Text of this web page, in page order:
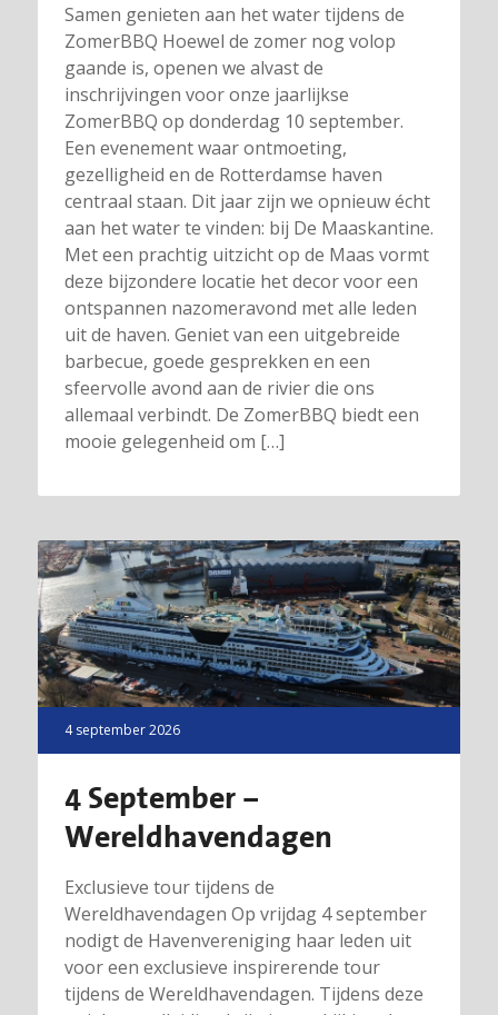
Samen genieten aan het water tijdens de
ZomerBBQ Hoewel de zomer nog volop
gaande is, openen we alvast de
inschrijvingen voor onze jaarlijkse
ZomerBBQ op donderdag 10 september.
Een evenement waar ontmoeting,
gezelligheid en de Rotterdamse haven
centraal staan. Dit jaar zijn we opnieuw écht
aan het water te vinden: bij De Maaskantine.
Met een prachtig uitzicht op de Maas vormt
deze bijzondere locatie het decor voor een
ontspannen nazomeravond met alle leden
uit de haven. Geniet van een uitgebreide
barbecue, goede gesprekken en een
sfeervolle avond aan de rivier die ons
allemaal verbindt. De ZomerBBQ biedt een
mooie gelegenheid om […]
4 september 2026
4 September –
Wereldhavendagen
Exclusieve tour tijdens de
Wereldhavendagen Op vrijdag 4 september
nodigt de Havenvereniging haar leden uit
voor een exclusieve inspirerende tour
tijdens de Wereldhavendagen. Tijdens deze